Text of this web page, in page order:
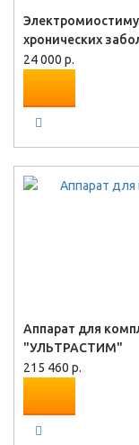
хронических
24 000 р.
Аппарат для
"УЛЬТРАСТИМ"
215 460 р.